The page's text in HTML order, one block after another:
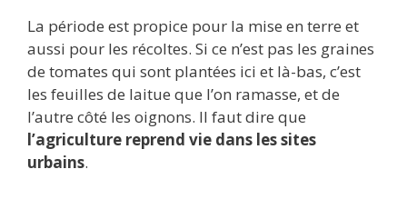
La période est propice pour la mise en terre et
aussi pour les récoltes. Si ce n’est pas les graines
de tomates qui sont plantées ici et là-bas, c’est
les feuilles de laitue que l’on ramasse, et de
l’autre côté les oignons. Il faut dire que
l’agriculture reprend vie dans les sites
urbains.